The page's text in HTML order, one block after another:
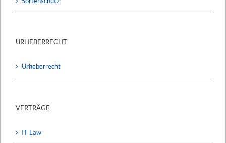
URHEBERRECHT
Urheberrecht
VERTRÄGE
IT Law